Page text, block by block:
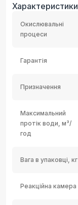
Характеристики
Окислювальні
процеси
Гарантія
Призначення
Максимальний
протік води, м³/
год
Вага в упаковці, кг
Реакційна камера